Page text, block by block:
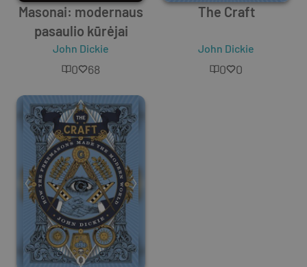
Masonai: modernaus
pasaulio kūrėjai
John Dickie
0 68
The Craft
John Dickie
0 0